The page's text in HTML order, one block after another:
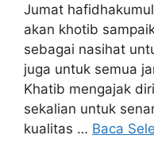
Jumat
akan khotib
sebagai nasihat
juga untuk semua
Khatib mengajak
sekalian untuk
kualitas … Baca